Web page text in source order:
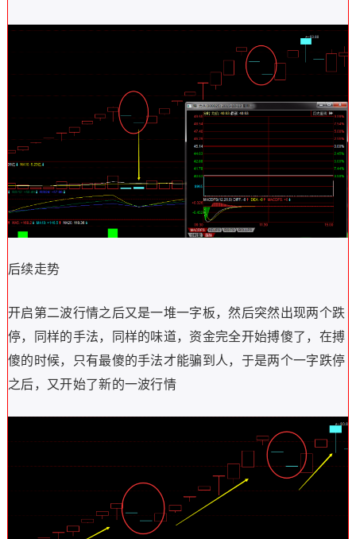
后续走势
开启第二波行情之后又是一堆一字板，然后突然出现两个跌
停，同样的手法，同样的味道，资金完全开始搏傻了，在搏
傻的时候，只有最傻的手法才能骗到人，于是两个一字跌停
之后，又开始了新的一波行情